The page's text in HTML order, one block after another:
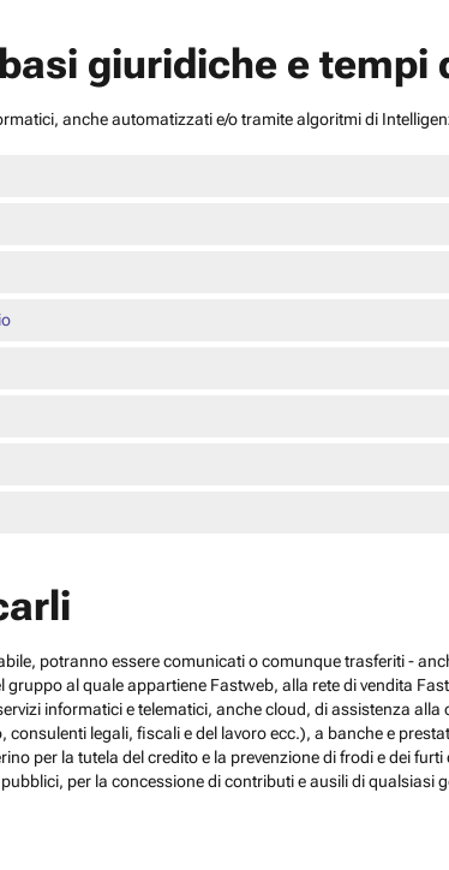
giuridiche e tempi
anche automatizzati e/o tramite algoritmi di
potranno essere comunicati o comunque trasferiti -
al quale appartiene Fastweb, alla rete di vendita
informatici e telematici, anche cloud, di assistenza
legali, fiscali e del lavoro ecc.), a banche e
per la tutela del credito e la prevenzione di frodi e dei
per la concessione di contributi e ausili di qualsiasi